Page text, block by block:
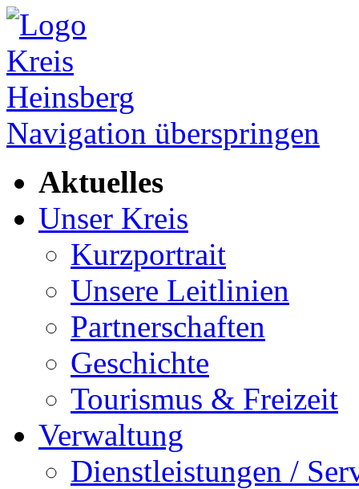
Navigation überspringen
Aktuelles
Unser Kreis
Kurzportrait
Unsere Leitlinien
Partnerschaften
Geschichte
Tourismus & Freizeit
Verwaltung
Dienstleistungen /